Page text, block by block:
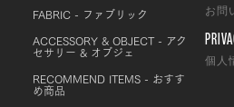
FABRIC - ファブリック
ACCESSORY & OBJECT - アク
セサリー & オブジェ
RECOMMEND ITEMS - おすす
め商品
お問
個人